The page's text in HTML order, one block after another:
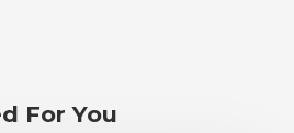
For You